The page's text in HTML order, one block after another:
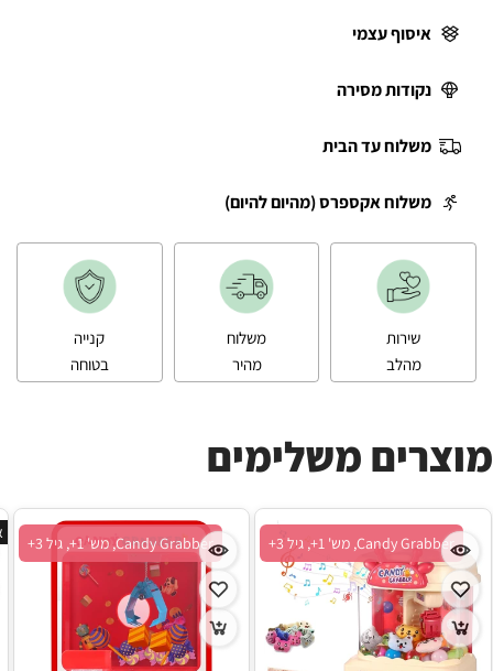
איסוף עצמי
נקודות מסירה
משלוח עד הבית
משלוח אקספרס (מהיום להיום)
שירות
מהלב
משלוח
מהיר
קנייה
בטוחה
מוצרים משלימים
Candy Grabber, מש' 1+, גיל 3+ Candy Grabber, מש' 1+, גיל 3+